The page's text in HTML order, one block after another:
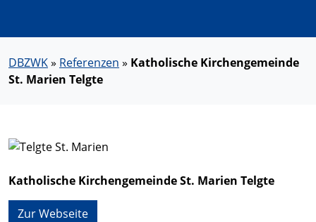
DBZWK» Referenzen » Katholische Kirchengemeinde
St. Marien Telgte
Katholische Kirchengemeinde St. Marien Telgte
Zur Webseite